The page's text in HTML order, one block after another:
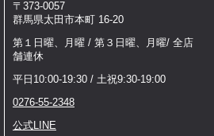
〒373-0057
群馬県太田市本町 16-20
第１日曜、月曜 / 第３日曜、月曜/ 全店
舗連休
平日10:00-19:30 / 土祝9:30-19:00
0276-55-2348
公式LINE